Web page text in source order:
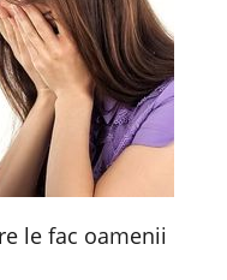
le fac oamenii